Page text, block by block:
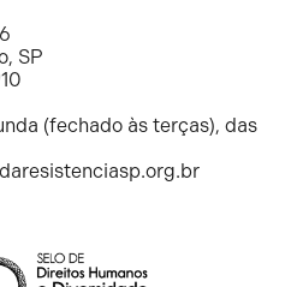
SP
(fechado às terças), das